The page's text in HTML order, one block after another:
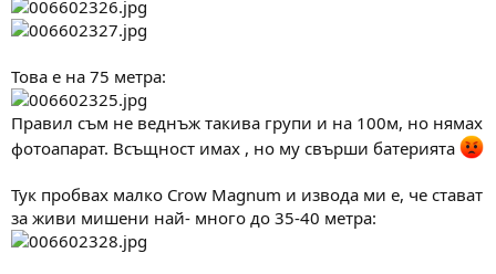
Това е на 75 метра:
Правил съм не веднъж такива групи и на 100м, но нямах
фотоапарат. Всъщност имах , но му свърши батерията
Тук пробвах малко Crow Magnum и извода ми е, че стават
за живи мишени най- много до 35-40 метра: